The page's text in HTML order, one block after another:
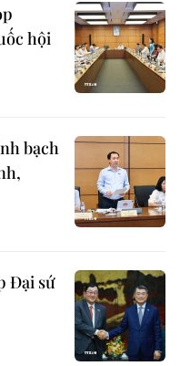
hội
bạch
Đại sứ